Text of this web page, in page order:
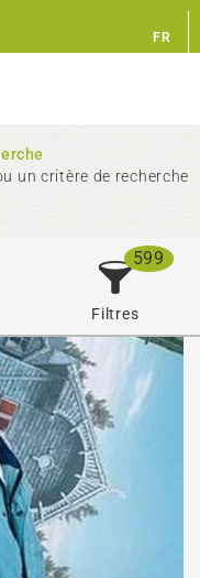
FR
un critère de recherche
Filtres
599